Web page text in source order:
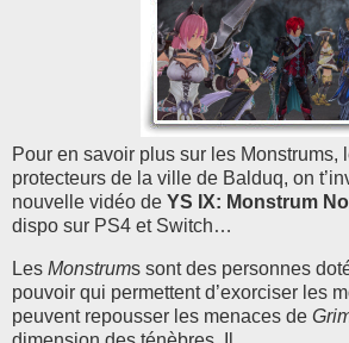
Pour en savoir plus sur les Monstrums,
protecteurs de la ville de Balduq, on
nouvelle vidéo de YS IX: Monstrum
dispo sur PS4 et Switch…
Les Monstrums sont des personnes
pouvoir qui permettent d’exorciser les
peuvent repousser les menaces de